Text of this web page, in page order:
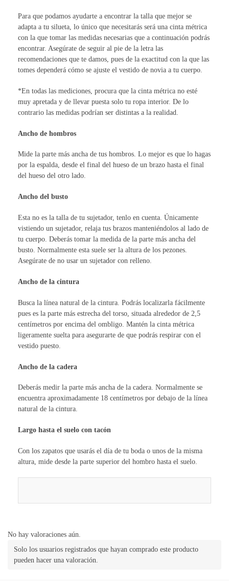
Para que podamos ayudarte a encontrar la talla que mejor se
adapta a tu silueta, lo único que necesitarás será una cinta métrica
con la que tomar las medidas necesarias que a continuación podrás
encontrar. Asegúrate de seguir al pie de la letra las
recomendaciones que te damos, pues de la exactitud con la que las
tomes dependerá cómo se ajuste el vestido de novia a tu cuerpo.
*En todas las mediciones, procura que la cinta métrica no esté
muy apretada y de llevar puesta solo tu ropa interior. De lo
contrario las medidas podrían ser distintas a la realidad.
Ancho de hombros
Mide la parte más ancha de tus hombros. Lo mejor es que lo hagas
por la espalda, desde el final del hueso de un brazo hasta el final
del hueso del otro lado.
Ancho del busto
Esta no es la talla de tu sujetador, tenlo en cuenta. Únicamente
vistiendo un sujetador, relaja tus brazos manteniéndolos al lado de
tu cuerpo. Deberás tomar la medida de la parte más ancha del
busto. Normalmente esta suele ser la altura de los pezones.
Asegúrate de no usar un sujetador con relleno.
Ancho de la cintura
Busca la línea natural de la cintura. Podrás localizarla fácilmente
pues es la parte más estrecha del torso, situada alrededor de 2,5
centímetros por encima del ombligo. Mantén la cinta métrica
ligeramente suelta para asegurarte de que podrás respirar con el
vestido puesto.
Ancho de la cadera
Deberás medir la parte más ancha de la cadera. Normalmente se
encuentra aproximadamente 18 centímetros por debajo de la línea
natural de la cintura.
Largo hasta el suelo con tacón
Con los zapatos que usarás el día de tu boda o unos de la misma
altura, mide desde la parte superior del hombro hasta el suelo.
No hay valoraciones aún.
Solo los usuarios registrados que hayan comprado este producto
pueden hacer una valoración.